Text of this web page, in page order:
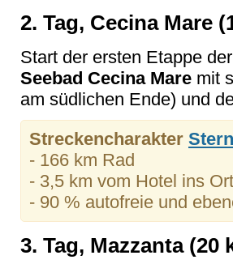
2. Tag, Cecina Mare
Start der ersten Etappe der
Seebad Cecina Mare mit
am südlichen Ende) und
Streckencharakter
- 166 km Rad
- 3,5 km vom Hotel ins
- 90 % autofreie und
3. Tag, Mazzanta (20